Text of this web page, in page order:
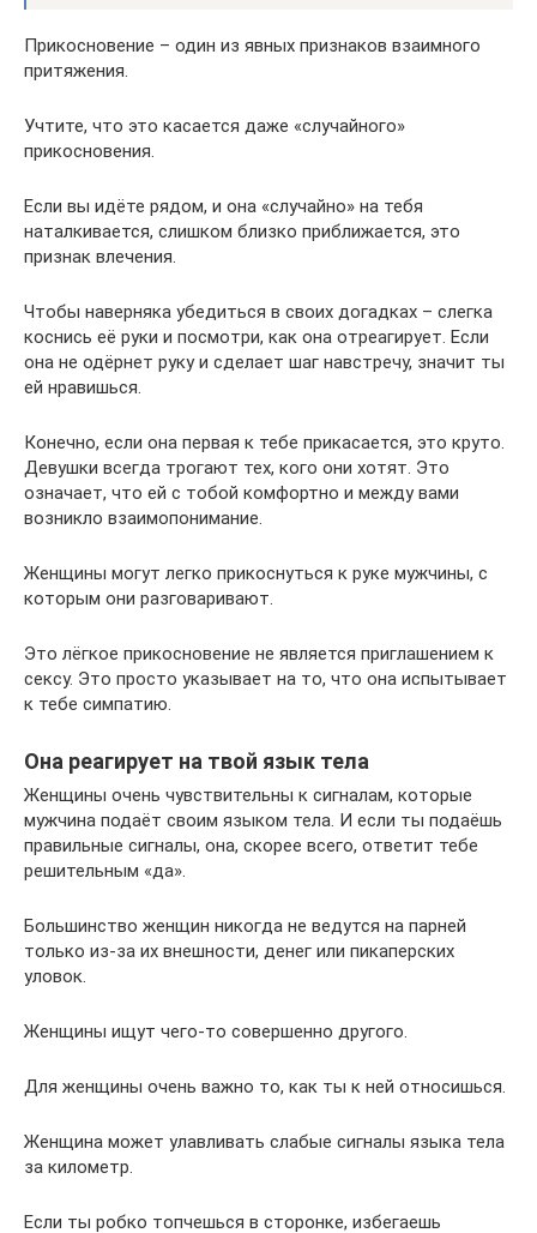
Прикосновение – один из явных признаков взаимного
притяжения.
Учтите, что это касается даже «случайного»
прикосновения.
Если вы идёте рядом, и она «случайно» на тебя
наталкивается, слишком близко приближается, это
признак влечения.
Чтобы наверняка убедиться в своих догадках – слегка
коснись её руки и посмотри, как она отреагирует. Если
она не одёрнет руку и сделает шаг навстречу, значит ты
ей нравишься.
Конечно, если она первая к тебе прикасается, это круто.
Девушки всегда трогают тех, кого они хотят. Это
означает, что ей с тобой комфортно и между вами
возникло взаимопонимание.
Женщины могут легко прикоснуться к руке мужчины, с
которым они разговаривают.
Это лёгкое прикосновение не является приглашением к
сексу. Это просто указывает на то, что она испытывает
к тебе симпатию.
Она реагирует на твой язык тела
Женщины очень чувствительны к сигналам, которые
мужчина подаёт своим языком тела. И если ты подаёшь
правильные сигналы, она, скорее всего, ответит тебе
решительным «да».
Большинство женщин никогда не ведутся на парней
только из-за их внешности, денег или пикаперских
уловок.
Женщины ищут чего-то совершенно другого.
Для женщины очень важно то, как ты к ней относишься.
Женщина может улавливать слабые сигналы языка тела
за километр.
Если ты робко топчешься в сторонке, избегаешь